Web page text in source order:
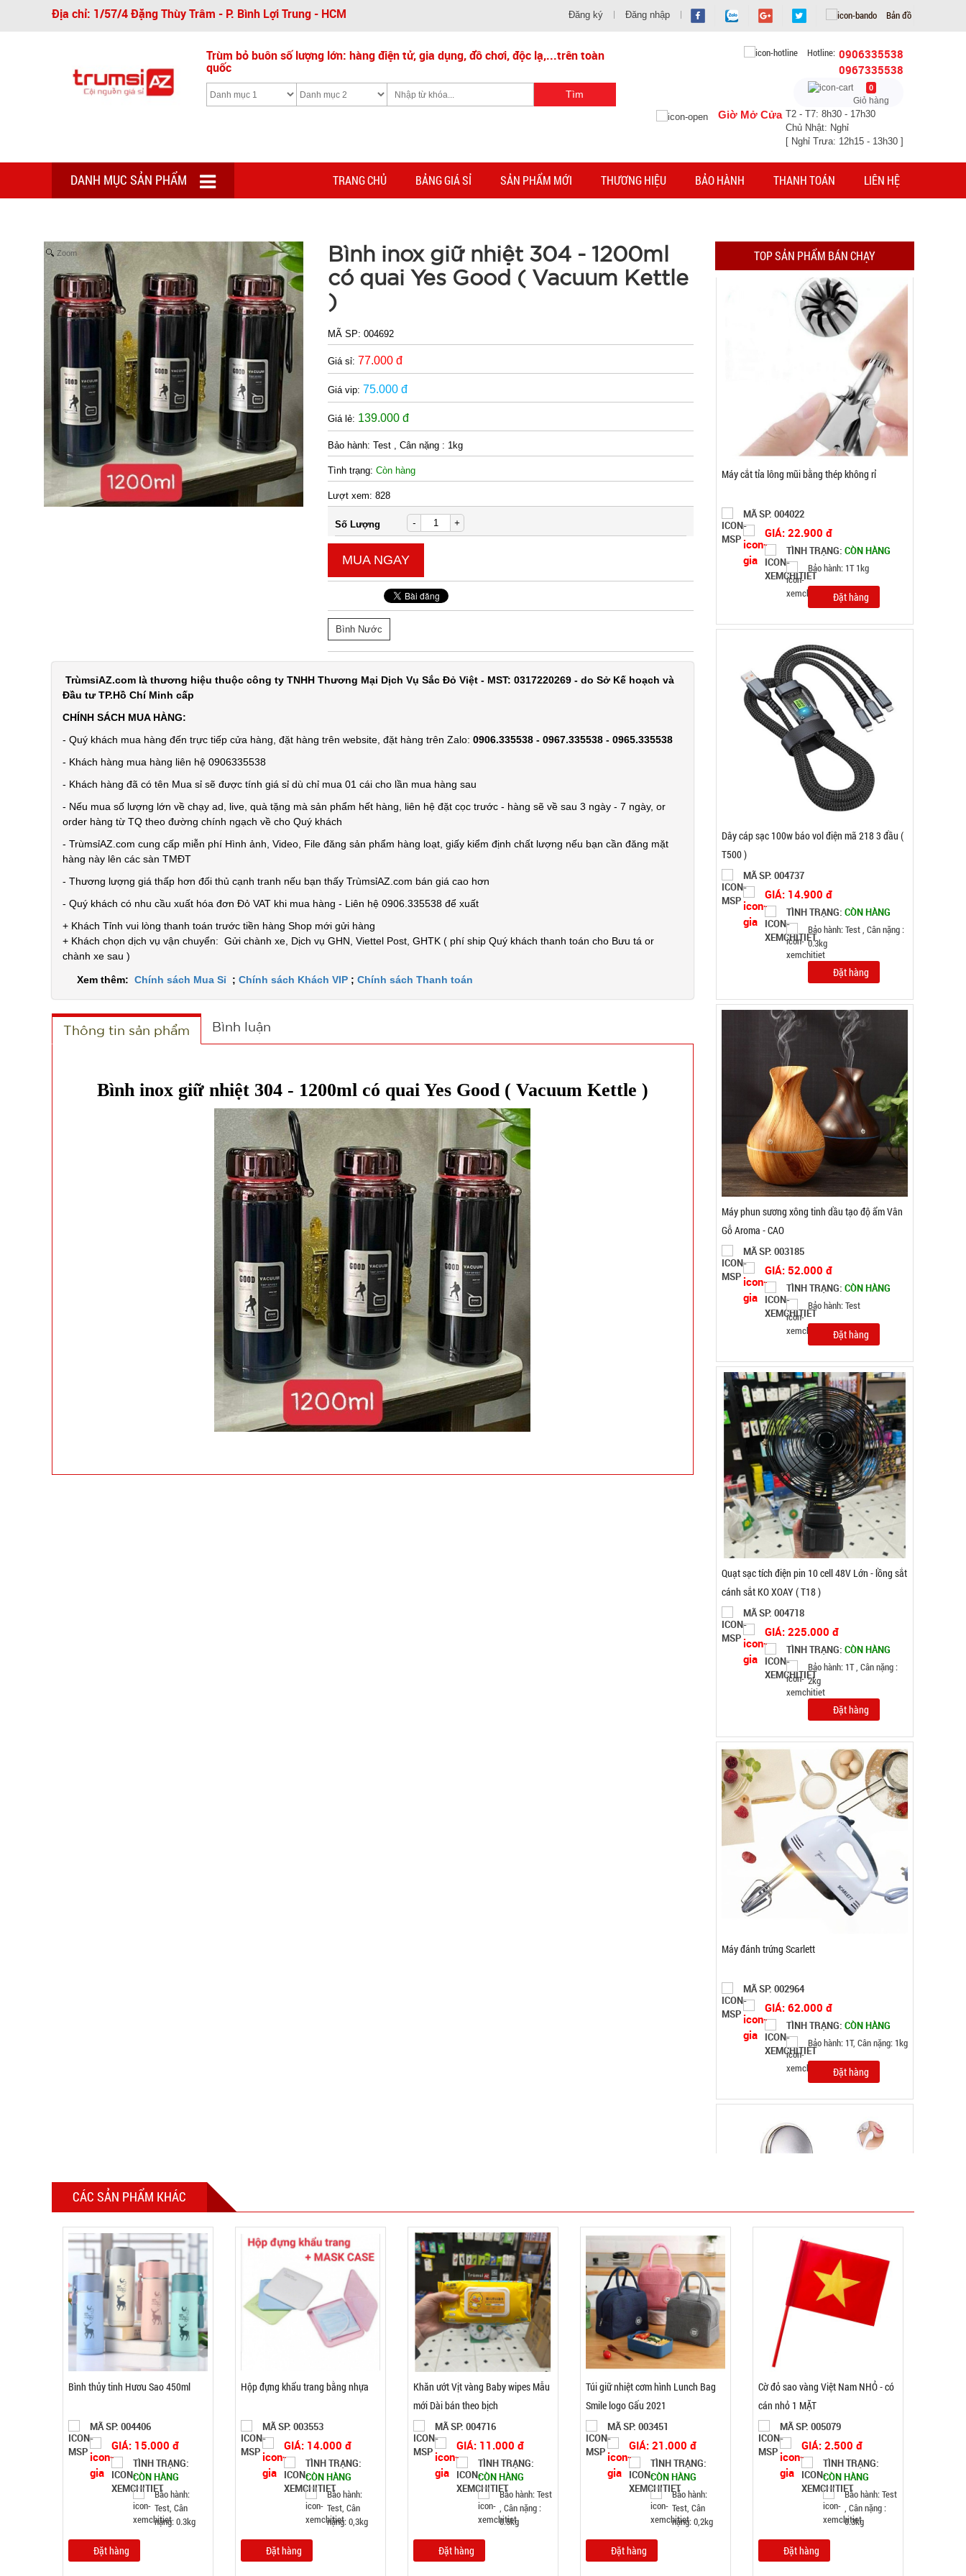
Địa chỉ: 1/57/4 Đặng Thùy Trâm - P. Bình Lợi Trung - HCM Bản đồ
Đăng ký Đăng nhập
Trùm bỏ buôn số lượng lớn: hàng điện tử, gia dụng, đồ chơi, độc lạ,...trên toàn
quốc
Hotline: 0906335538
0967335538
0
Giỏ hàng
Giờ Mở Cửa T2 - T7: 8h30 - 17h30
Chủ Nhật: Nghỉ
[ Nghỉ Trưa: 12h15 - 13h30 ]
DANH MỤC SẢN PHẨM TRANG CHỦ BẢNG GIÁ SỈ SẢN PHẨM MỚI THƯƠNG HIỆU BẢO HÀNH THANH TOÁN LIÊN HỆ
Zoom
Bình inox giữ nhiệt 304 - 1200ml
có quai Yes Good ( Vacuum Kettle
)
MÃ SP:004692
Giá sỉ: 77.000 đ
Giá vip: 75.000 đ
Giá lẻ: 139.000 đ
Bảo hành:Test , Cân nặng : 1kg
Tình trạng:Còn hàng
Lượt xem:828
Số Lượng - +
MUA NGAY
Bình Nước
TrùmsỉAZ.com là thương hiệu thuộc công ty TNHH Thương Mại Dịch Vụ Sắc Đỏ Việt - MST: 0317220269 - do Sở Kế hoạch và
Đầu tư TP.Hồ Chí Minh cấp
CHÍNH SÁCH MUA HÀNG:
- Quý khách mua hàng đến trực tiếp cửa hàng, đặt hàng trên website, đặt hàng trên Zalo: 0906.335538 - 0967.335538 - 0965.335538
- Khách hàng mua hàng liên hệ 0906335538
- Khách hàng đã có tên Mua sỉ sẽ được tính giá sỉ dù chỉ mua 01 cái cho lần mua hàng sau
- Nếu mua số lượng lớn về chạy ad, live, quà tặng mà sản phẩm hết hàng, liên hệ đặt cọc trước - hàng sẽ về sau 3 ngày - 7 ngày, or
order hàng từ TQ theo đường chính ngạch về cho Quý khách
- TrùmsỉAZ.com cung cấp miễn phí Hình ảnh, Video, File đăng sản phẩm hàng loạt, giấy kiểm định chất lượng nếu bạn cần đăng mặt
hàng này lên các sàn TMĐT
- Thương lượng giá thấp hơn đối thủ cạnh tranh nếu bạn thấy TrùmsỉAZ.com bán giá cao hơn
- Quý khách có nhu cầu xuất hóa đơn Đỏ VAT khi mua hàng - Liên hệ 0906.335538 để xuất
+ Khách Tỉnh vui lòng thanh toán trước tiền hàng Shop mới gửi hàng
+ Khách chọn dịch vụ vận chuyển: Gửi chành xe, Dịch vụ GHN, Viettel Post, GHTK ( phí ship Quý khách thanh toán cho Bưu tá or
chành xe sau )
Xem thêm: Chính sách Mua Sỉ ; Chính sách Khách VIP ; Chính sách Thanh toán
Thông tin sản phẩm Bình luận
Bình inox giữ nhiệt 304 - 1200ml có quai Yes Good ( Vacuum Kettle )
TOP SẢN PHẨM BÁN CHẠY
Máy cắt tỉa lông mũi bằng thép không rỉ
MÃ SP: 004022
TÌNH TRẠNG:
CÒN HÀNG
Dây cáp sạc 100w báo vol điện mã 218 3 đầu (
T500 )
GIÁ: 14.900 đ
TÌNH TRẠNG:
Bảo hành: Test , Cân nặng :
0.3kg
Đặt hàng
Máy phun sương xông tinh dầu tạo độ ẩm Vân
Gỗ Aroma - CAO
MÃ SP: 003185
GIÁ: 52.000 đ
TÌNH TRẠNG: CÒN HÀNG
Bảo hành: Test
Đặt hàng
Quạt sạc tích điện pin 10 cell 48V Lớn - lồng sắt
cánh sắt KO XOAY ( T18 )
MÃ SP: 004718
GIÁ: 225.000 đ
TÌNH TRẠNG:
Bảo hành: 1T , Cân nặng :
2kg
Đặt hàng
Máy đánh trứng Scarlett
MÃ SP: 002964
GIÁ: 62.000 đ
TÌNH TRẠNG: CÒN HÀNG
Bảo hành: 1T, Cân nặng: 1kg
Đặt hàng
GIÁ: 14.900 đ
TÌNH TRẠNG:
Bảo hành: Test
Đặt hàng
Dụng cụ lò xo Tummy Trimmer
MÃ SP: 000749
GIÁ: 20.000 đ
Bảo hành: Test
Đặt hàng
CÁC SẢN PHẨM KHÁC
Bình thủy tinh Hươu Sao 450ml
MÃ SP: 004406
GIÁ: 15.000 đ
TÌNH TRẠNG:
CÒN HÀNG
Bảo hành:
Test, Cân
nặng: 0.3kg
Đặt hàng
Hộp đựng khẩu trang bằng nhựa
MÃ SP: 003553
GIÁ: 14.000 đ
TÌNH TRẠNG:
CÒN HÀNG
Bảo hành:
Test, Cân
nặng: 0,3kg
Đặt hàng
Khăn ướt Vịt vàng Baby wipes Mẫu
mới Dài bán theo bịch
MÃ SP: 004716
GIÁ: 11.000 đ
TÌNH TRẠNG:
CÒN HÀNG
Bảo hành: Test
, Cân nặng :
0.5kg
Đặt hàng
Túi giữ nhiệt cơm hình Lunch Bag
Smile logo Gấu 2021
MÃ SP: 003451
GIÁ: 21.000 đ
TÌNH TRẠNG:
CÒN HÀNG
Bảo hành:
Test, Cân
nặng: 0,2kg
Đặt hàng
Cờ đỏ sao vàng Việt Nam NHỎ - có
cán nhỏ 1 MẶT
MÃ SP: 005079
GIÁ: 2.500 đ
TÌNH TRẠNG:
CÒN HÀNG
Bảo hành: Test
, Cân nặng :
0.3kg
Đặt hàng